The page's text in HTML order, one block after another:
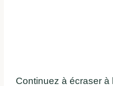
Continuez à écraser à